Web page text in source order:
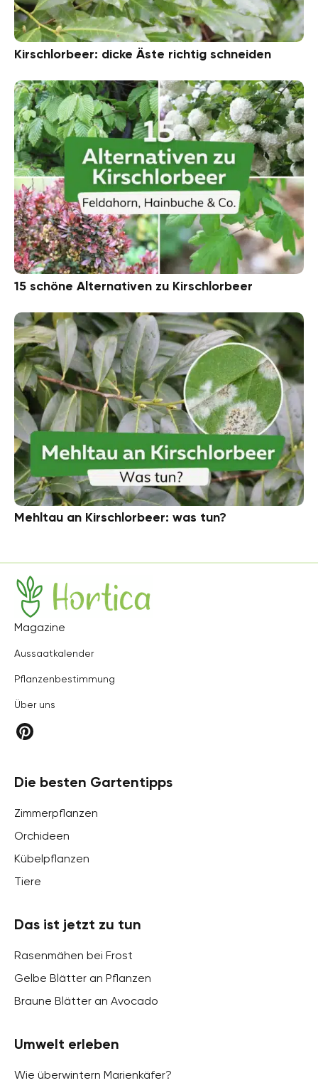
Kirschlorbeer: dicke Äste richtig schneiden
15 schöne Alternativen zu Kirschlorbeer
Mehltau an Kirschlorbeer: was tun?
Hortica
Magazine
Aussaatkalender
Pflanzenbestimmung
Über uns
Die besten Gartentipps
Zimmerpflanzen
Orchideen
Kübelpflanzen
Tiere
Das ist jetzt zu tun
Rasenmähen bei Frost
Gelbe Blätter an Pflanzen
Braune Blätter an Avocado
Umwelt erleben
Wie überwintern Marienkäfer?